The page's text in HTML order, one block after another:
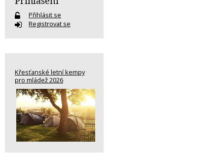
Přihlásit se
Registrovat se
Křesťanské letní kempy
pro mládež 2026